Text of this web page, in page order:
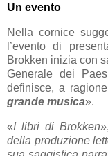
Un evento
Nella cornice
l’evento di
Brokken inizia con
Generale dei
definisce, a
grande musica».
«I libri di Brokken
della produzione